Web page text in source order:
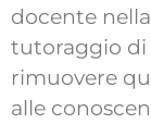
docente
tutoraggio di
rimuovere
alle